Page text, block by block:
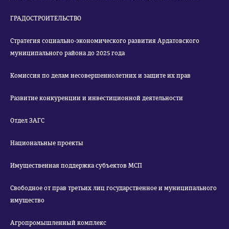
ГРАДОСТРОИТЕЛЬСТВО
Стратегия социально-экономического развития Ардатовского
муниципального района до 2025 года
Комиссия по делам несовершеннолетних и защите их прав
Развитие конкуренции и инвестиционной деятельности
Отдел ЗАГС
Национальные проекты
Имущественная поддержка субъектов МСП
Свободное от прав третьих лиц государственное и муниципального
имущество
Агропромышленный комплекс